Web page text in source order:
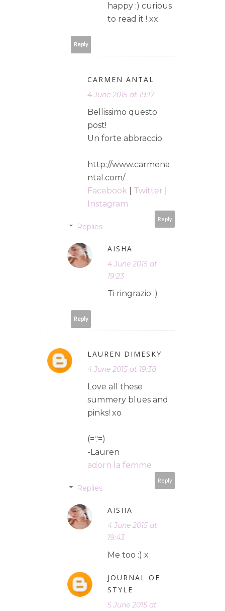
happy :) curious
to read it ! xx
Reply
CARMEN ANTAL
4 June 2015 at 19:17
Bellissimo questo
post!
Un forte abbraccio
http://www.carmena
ntal.com/
Facebook
Twitter
Instagram
Reply
Replies
AISHA
4 June 2015 at
19:23
Ti ringrazio :)
Reply
LAUREN DIMESKY
4 June 2015 at 19:38
Love all these
summery blues and
pinks! xo
(='.'=)
-Lauren
adorn la femme
Reply
Replies
AISHA
4 June 2015 at
19:43
Me too :) x
JOURNAL OF
STYLE
5 June 2015 at